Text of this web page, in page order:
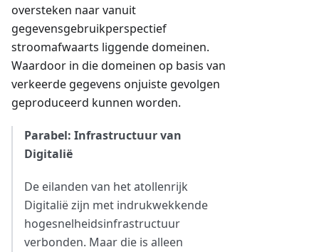
oversteken naar vanuit
gegevensgebruikperspectief
stroomafwaarts liggende domeinen.
Waardoor in die domeinen op basis van
verkeerde gegevens onjuiste gevolgen
geproduceerd kunnen worden.
Parabel: Infrastructuur van
Digitalië
De eilanden van het atollenrijk
Digitalië zijn met indrukwekkende
hogesnelheidsinfrastructuur
verbonden. Maar die is alleen